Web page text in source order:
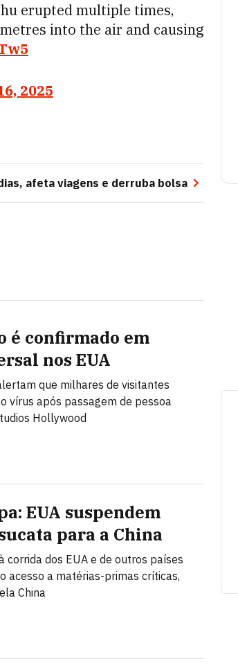
erupted multiple times,
into the air and causing
2025
afeta viagens e derruba bolsa
é confirmado em
nos EUA
que milhares de visitantes
vírus após passagem de pessoa
Hollywood
EUA suspendem
para a China
corrida dos EUA e de outros países
acesso a matérias-primas críticas,
China